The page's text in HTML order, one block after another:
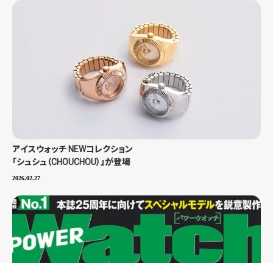
アイスウォッチ NEWコレクション
「シュシュ（CHOUCHOU）」が登場
2026.02.27